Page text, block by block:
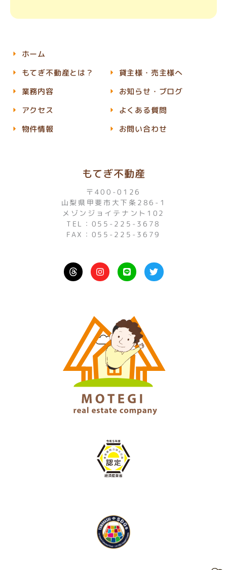
もてぎ不動産
〒400-0126
山梨県甲斐市大下条286-1
メゾンジョイテナント102
TEL：055-225-3678
FAX：055-225-3679
I
n
s
r
a
m
L
i
n
T
w
i
ホーム
もてぎ不動産とは？
業務内容
アクセス
物件情報
貸主様・売主様へ
お知らせ・ブログ
よくある質問
お問い合わせ